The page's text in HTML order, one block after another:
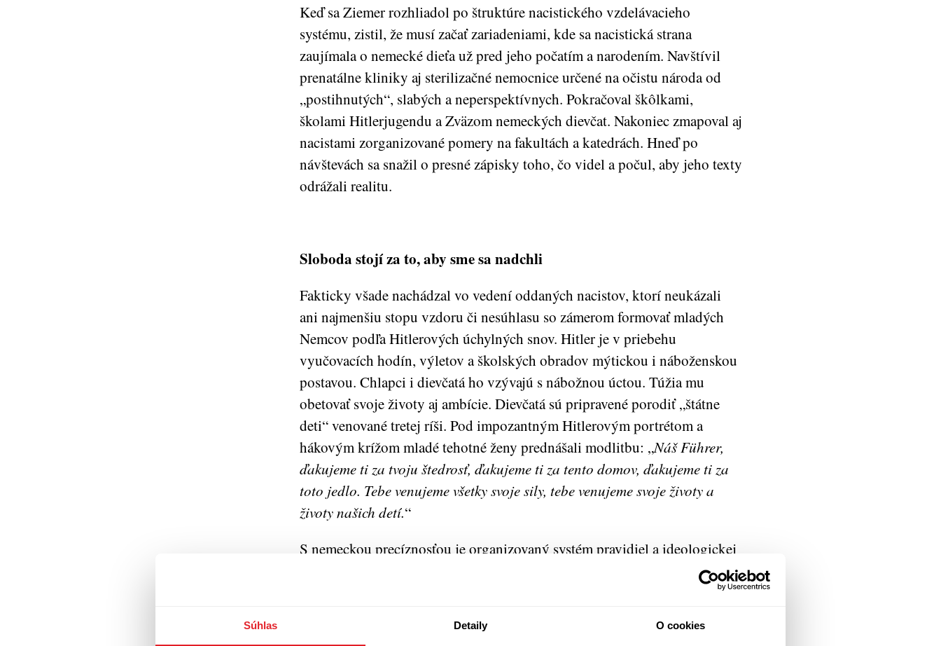
Súhlas Detaily O cookies
Keď sa Ziemer rozhliadol po štruktúre nacistického vzdelávacieho
systému, zistil, že musí začať zariadeniami, kde sa nacistická strana
zaujímala o nemecké dieťa už pred jeho počatím a narodením. Navštívil
prenatálne kliniky aj sterilizačné nemocnice určené na očistu národa od
„postihnutých“, slabých a neperspektívnych. Pokračoval škôlkami,
školami Hitlerjugendu a Zväzom nemeckých dievčat. Nakoniec zmapoval aj
nacistami zorganizované pomery na fakultách a katedrách. Hneď po
návštevách sa snažil o presné zápisky toho, čo videl a počul, aby jeho texty
odrážali realitu.
Sloboda stojí za to, aby sme sa nadchli
Fakticky všade nachádzal vo vedení oddaných nacistov, ktorí neukázali
ani najmenšiu stopu vzdoru či nesúhlasu so zámerom formovať mladých
Nemcov podľa Hitlerových úchylných snov. Hitler je v priebehu
vyučovacích hodín, výletov a školských obradov mýtickou i náboženskou
postavou. Chlapci i dievčatá ho vzývajú s nábožnou úctou. Túžia mu
obetovať svoje životy aj ambície. Dievčatá sú pripravené porodiť „štátne
deti“ venované tretej ríši. Pod impozantným Hitlerovým portrétom a
hákovým krížom mladé tehotné ženy prednášali modlitbu: „Náš Führer,
ďakujeme ti za tvoju štedrosť, ďakujeme ti za tento domov, ďakujeme ti za
toto jedlo. Tebe venujeme všetky svoje sily, tebe venujeme svoje životy a
životy našich detí.“
S nemeckou precíznosťou je organizovaný systém pravidiel a ideologickej
jednoznačnosti. Aj tie najmenšie zlyhania sú kruto trestané. Tristostranová
príručka výchovy chlapcov sa nakoniec koncentrovala do jediného hesla.
rešpektujú len silných a veľkých. A Nemecko bude raz silné aj zásluhou